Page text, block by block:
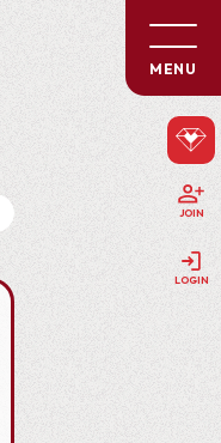
MENU
JOIN
LOGIN